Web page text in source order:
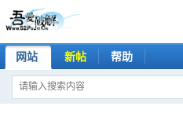
网站 新帖 帮助